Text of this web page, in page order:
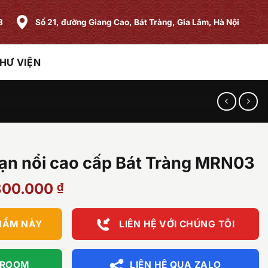
Số 21, đường Giang Cao, Bát Tràng, Gia Lâm, Hà Nội
VIỆN
nổi cao cấp Bát Tràng MRN03
₫.
₫Giá
tại
33.800.000 ₫.
NÀY LIÊN HỆ VỚI CHÚNG TÔI
LIÊN HỆ QUA ZALO